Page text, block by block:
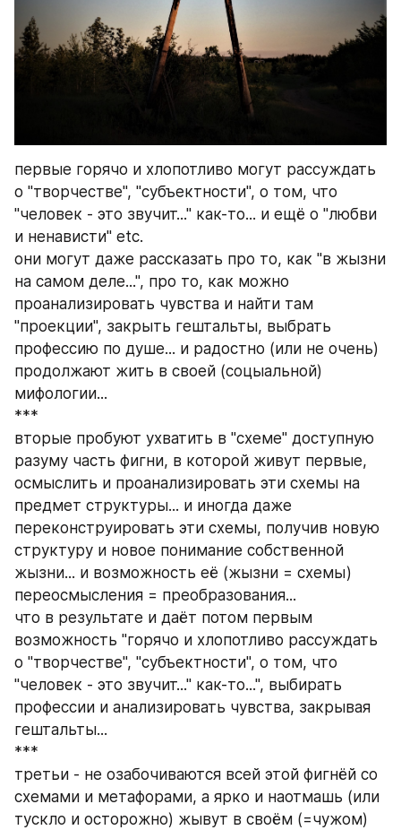
первые горячо и хлопотливо могут рассуждать
о "творчестве", "субъектности", о том, что
"человек - это звучит..." как-то... и ещё о "любви
и ненависти" etc.
они могут даже рассказать про то, как "в жызни
на самом деле...", про то, как можно
проанализировать чувства и найти там
"проекции", закрыть гештальты, выбрать
профессию по душе... и радостно (или не очень)
продолжают жить в своей (соцыальной)
мифологии...
***
вторые пробуют ухватить в "схеме" доступную
разуму часть фигни, в которой живут первые,
осмыслить и проанализировать эти схемы на
предмет структуры... и иногда даже
переконструировать эти схемы, получив новую
структуру и новое понимание собственной
жызни... и возможность её (жызни = схемы)
переосмысления = преобразования...
что в результате и даёт потом первым
возможность "горячо и хлопотливо рассуждать
о "творчестве", "субъектности", о том, что
"человек - это звучит..." как-то...", выбирать
профессии и анализировать чувства, закрывая
гештальты...
***
третьи - не озабочиваются всей этой фигнёй со
схемами и метафорами, а ярко и наотмашь (или
тускло и осторожно) жывут в своём (=чужом)